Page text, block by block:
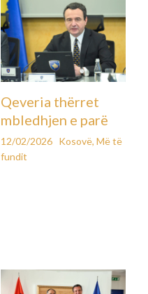
Qeveria thërret
mbledhjen e parë
12/02/2026 Kosovë, Më të
fundit